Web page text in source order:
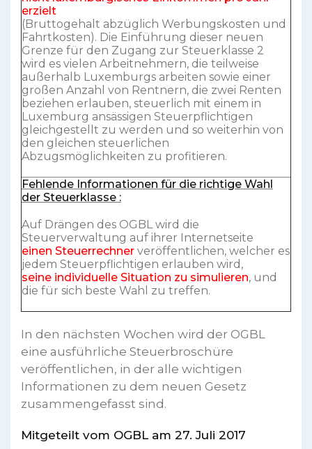
erzielt
(Bruttogehalt abzüglich Werbungskosten und
Fahrtkosten). Die Einführung dieser neuen
Grenze für den Zugang zur Steuerklasse 2
wird es vielen Arbeitnehmern, die teilweise
außerhalb Luxemburgs arbeiten sowie einer
großen Anzahl von Rentnern, die zwei Renten
beziehen erlauben, steuerlich mit einem in
Luxemburg ansässigen Steuerpflichtigen
gleichgestellt zu werden und so weiterhin von
den gleichen steuerlichen
Abzugsmöglichkeiten zu profitieren.
Fehlende Informationen für die richtige Wahl
der Steuerklasse :
Auf Drängen des OGBL wird die
Steuerverwaltung auf ihrer Internetseite
einen Steuerrechner veröffentlichen, welcher es
jedem Steuerpflichtigen erlauben wird,
seine individuelle Situation zu simulieren, und
die für sich beste Wahl zu treffen.
In den nächsten Wochen wird der OGBL
eine ausführliche Steuerbroschüre
veröffentlichen, in der alle wichtigen
Informationen zu dem neuen Gesetz
zusammengefasst sind.
Mitgeteilt vom OGBL am 27. Juli 2017